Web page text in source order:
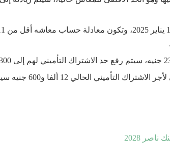
كل الموظفين المؤمن عليهم
2028